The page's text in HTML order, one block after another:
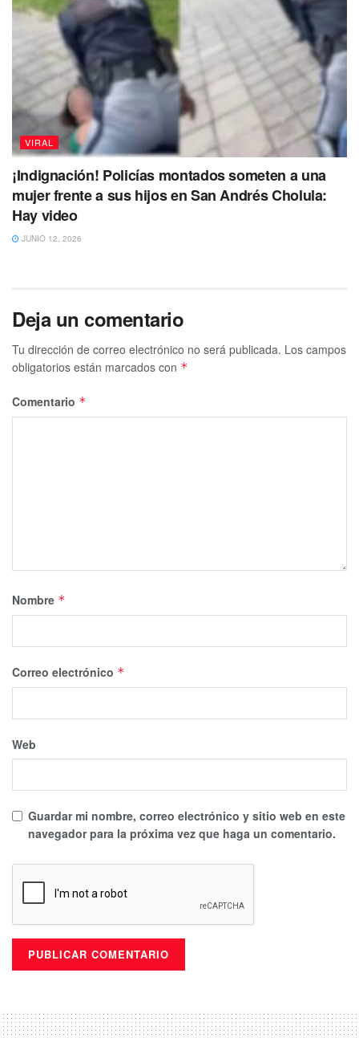
VIRAL
¡Indignación! Policías montados someten a una
mujer frente a sus hijos en San Andrés Cholula:
Hay video
JUNIO 12, 2026
Deja un comentario
Tu dirección de correo electrónico no será publicada. Los campos
obligatorios están marcados con *
Comentario *
Nombre *
Correo electrónico *
Web
Guardar mi nombre, correo electrónico y sitio web en este
navegador para la próxima vez que haga un comentario.